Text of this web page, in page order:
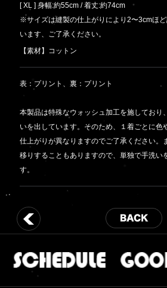
[ XL ] 身幅:約55cm / 着丈:約74cm
※サイズは縫製の仕上がりにより2〜3cmほ
います、ご了承ください。
【素材】コットン
表：プリント、裏：プリント
本製品は特殊なウォッシュ加工を施しており
いを出しています。そのため、１着ごとに色
仕上がりが異なりますのでご了承ください。
移りすることもありますので、単独で手洗い
す。